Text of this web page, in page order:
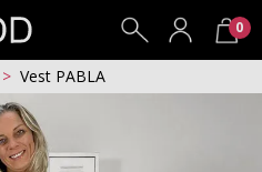
0
Vest PABLA